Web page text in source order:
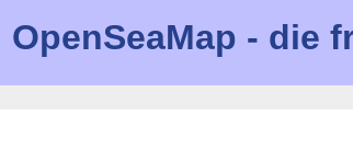
OpenSeaMap - die